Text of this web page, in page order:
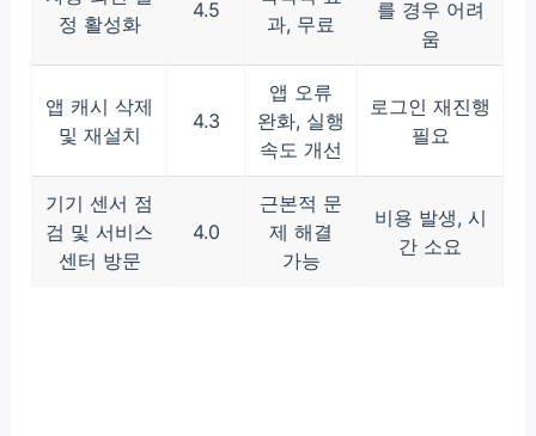
정 활성화
4.5
과, 무료
를 경우 어려
움
앱 캐시 삭제
및 재설치
4.3
앱 오류
완화, 실행
속도 개선
로그인 재진행
필요
기기 센서 점
검 및 서비스
센터 방문
4.0
근본적 문
제 해결
가능
비용 발생, 시
간 소요